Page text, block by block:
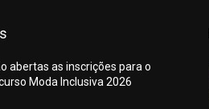
abertas as inscrições para o
Moda Inclusiva 2026